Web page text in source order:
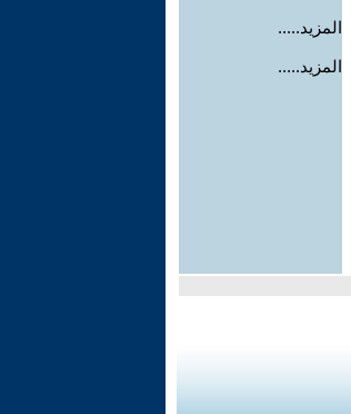
المزيد.....
المزيد.....